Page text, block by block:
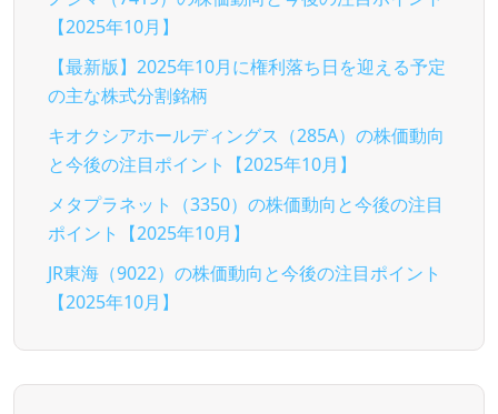
【2025年10月】
【最新版】2025年10月に権利落ち日を迎える予定
の主な株式分割銘柄
キオクシアホールディングス（285A）の株価動向
と今後の注目ポイント【2025年10月】
メタプラネット（3350）の株価動向と今後の注目
ポイント【2025年10月】
JR東海（9022）の株価動向と今後の注目ポイント
【2025年10月】